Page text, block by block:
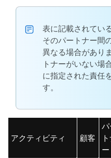
表に記載されてい
そのパートナー間
異なる場合があり
トナーがいない場
に指定された責任
す。
アクティビティ 顧客
パ
ー